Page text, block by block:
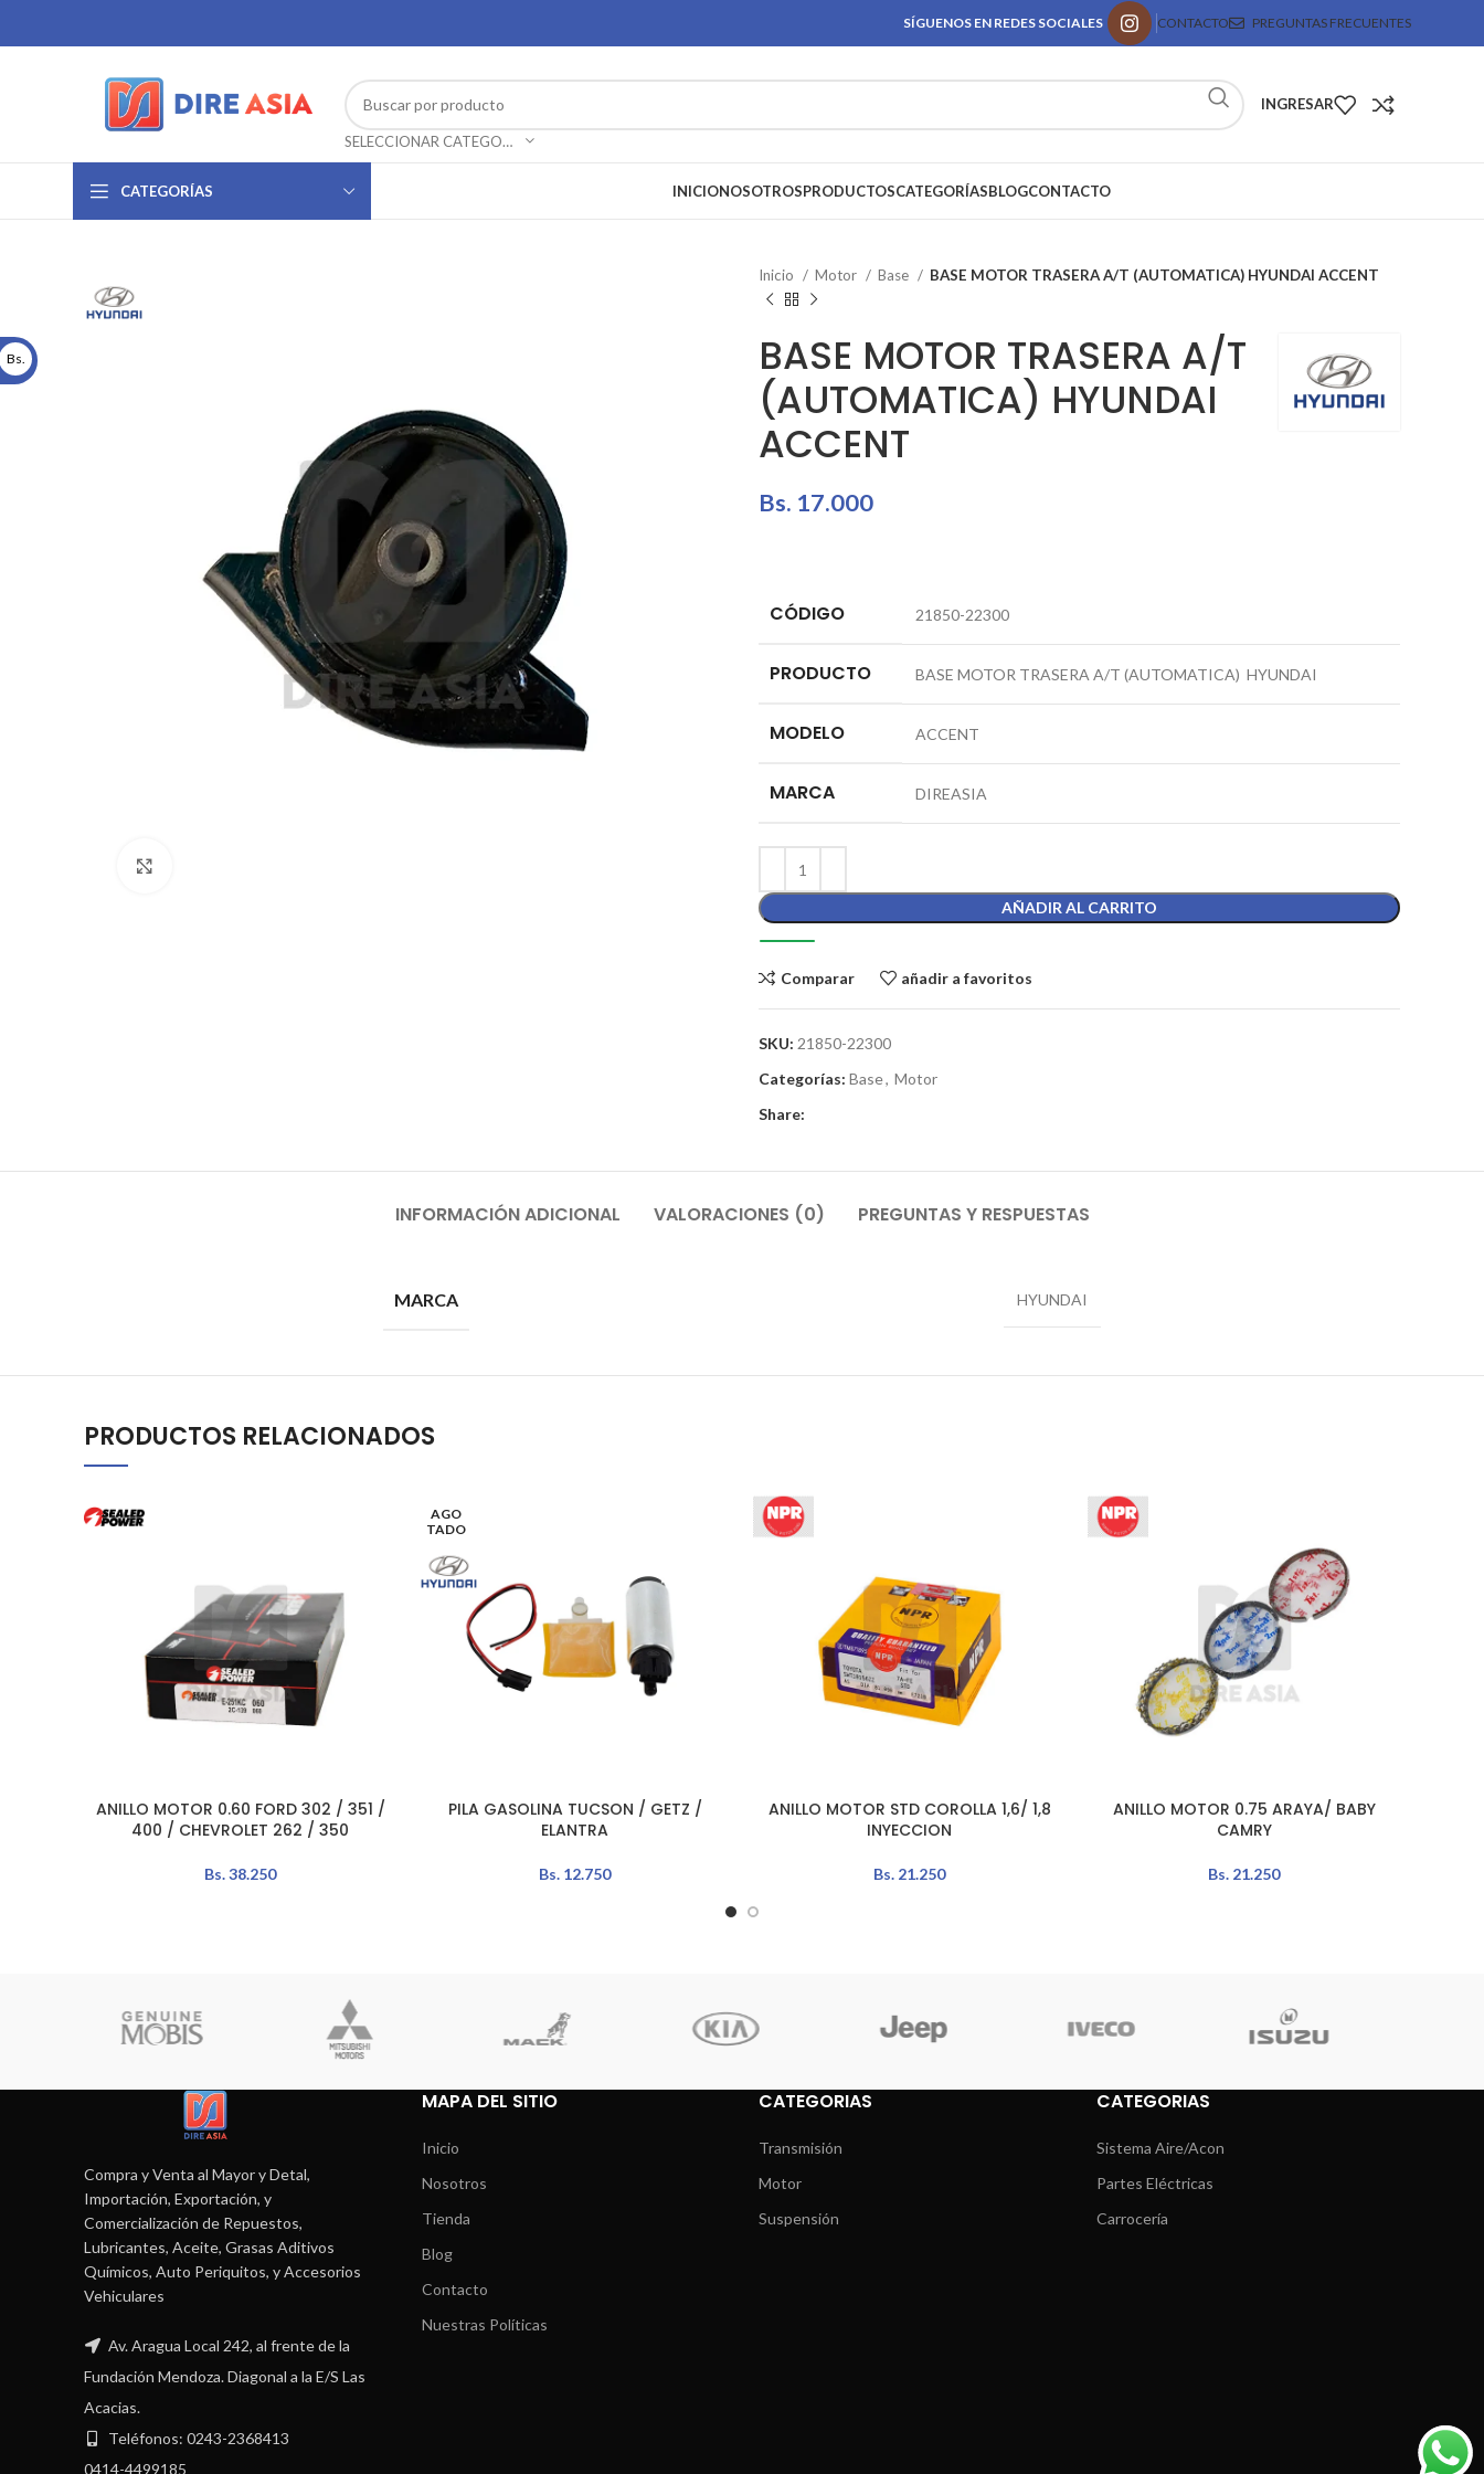
SÍGUENOS EN REDES SOCIALES CONTACTO PREGUNTAS FRECUENTES
SELECCIONAR CATEGORÍA
INGRESAR
CATEGORÍAS INICIONOSOTROSPRODUCTOSCATEGORÍASBLOGCONTACTO
Inicio Motor Base BASE MOTOR TRASERA A/T (AUTOMATICA) HYUNDAI ACCENT
BASE MOTOR TRASERA A/T
(AUTOMATICA) HYUNDAI
ACCENT
Bs. 17.000
CÓDIGO 21850-22300
PRODUCTO BASE MOTOR TRASERA A/T (AUTOMATICA) HYUNDAI
MODELO ACCENT
MARCA DIREASIA
AÑADIR AL CARRITO
Comparar añadir a favoritos
SKU: 21850-22300
Categorías: Base, Motor
Share:
INFORMACIÓN ADICIONAL VALORACIONES (0) PREGUNTAS Y RESPUESTAS
MARCA HYUNDAI
PRODUCTOS RELACIONADOS
AÑADIR AL CARRITO
ANILLO MOTOR 0.60 FORD 302 / 351 /
400 / CHEVROLET 262 / 350
Bs.38.250
AGO
TADO
LEER MÁS
PILA GASOLINA TUCSON / GETZ /
ELANTRA
Bs. 12.750
AÑADIR AL CARRITO
ANILLO MOTOR STD COROLLA 1,6/ 1,8
INYECCION
Bs. 21.250
AÑADIR AL CARRITO
ANILLO MOTOR 0.75 ARAYA/ BABY
CAMRY
Bs. 21.250
Compra y Venta al Mayor y Detal,
Importación, Exportación, y
Comercialización de Repuestos,
Lubricantes, Aceite, Grasas Aditivos
Químicos, Auto Periquitos, y Accesorios
Vehiculares
Av. Aragua Local 242, al frente de la
Fundación Mendoza. Diagonal a la E/S Las
Acacias.
Teléfonos: 0243-2368413
0414-4499185
MAPA DEL SITIO
Inicio
Nosotros
Tienda
Blog
Contacto
Nuestras Políticas
CATEGORIAS
Transmisión
Motor
Suspensión
CATEGORIAS
Sistema Aire/Acon
Partes Eléctricas
Carrocería
Bs.